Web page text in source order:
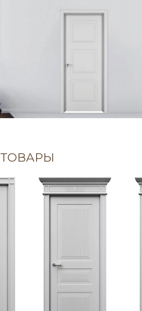
ТОВАРЫ